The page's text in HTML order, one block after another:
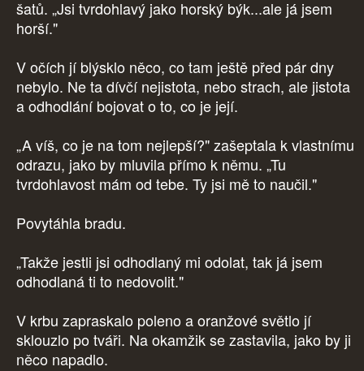
šatů. „Jsi tvrdohlavý jako horský býk...ale já jsem
horší."
V očích jí blýsklo něco, co tam ještě před pár dny
nebylo. Ne ta dívčí nejistota, nebo strach, ale jistota
a odhodlání bojovat o to, co je její.
„A víš, co je na tom nejlepší?" zašeptala k vlastnímu
odrazu, jako by mluvila přímo k němu. „Tu
tvrdohlavost mám od tebe. Ty jsi mě to naučil."
Povytáhla bradu.
„Takže jestli jsi odhodlaný mi odolat, tak já jsem
odhodlaná ti to nedovolit."
V krbu zapraskalo poleno a oranžové světlo jí
sklouzlo po tváři. Na okamžik se zastavila, jako by ji
něco napadlo.